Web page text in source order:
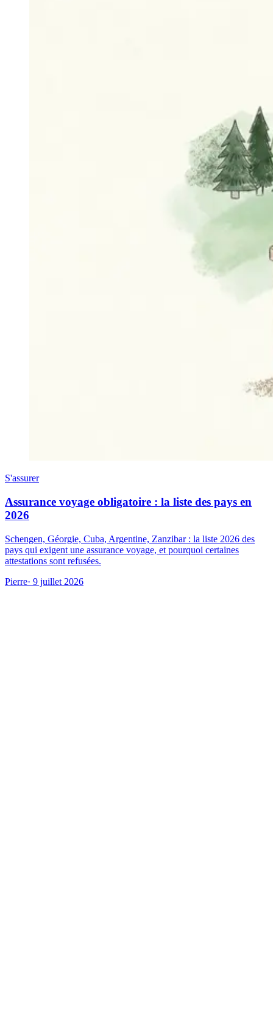
S'assurer
Assurance voyage obligatoire : la liste des pays en
2026
Schengen, Géorgie, Cuba, Argentine, Zanzibar : la liste 2026 des
pays qui exigent une assurance voyage, et pourquoi certaines
attestations sont refusées.
Pierre· 9 juillet 2026